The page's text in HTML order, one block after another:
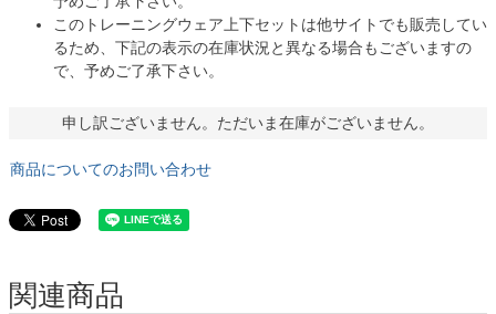
このトレーニングウェア上下セットは他サイトでも販売してい
るため、下記の表示の在庫状況と異なる場合もございますの
で、予めご了承下さい。
申し訳ございません。ただいま在庫がございません。
商品についてのお問い合わせ
関連商品